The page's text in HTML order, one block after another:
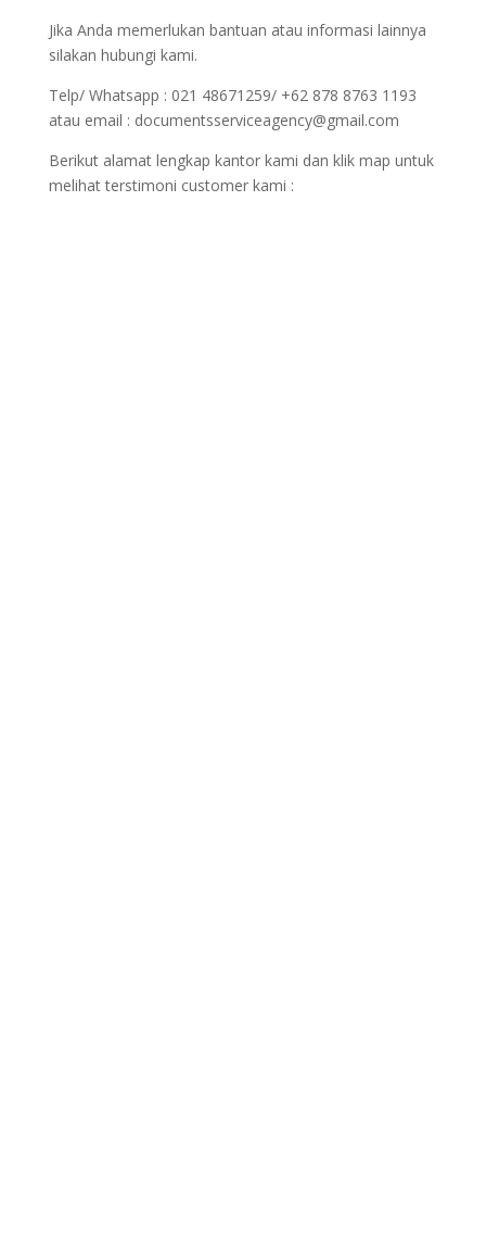
Jika Anda memerlukan bantuan atau informasi lainnya
silakan hubungi kami.
Telp/ Whatsapp : 021 48671259/ +62 878 8763 1193
atau email : documentsserviceagency@gmail.com
Berikut alamat lengkap kantor kami dan klik map untuk
melihat terstimoni customer kami :